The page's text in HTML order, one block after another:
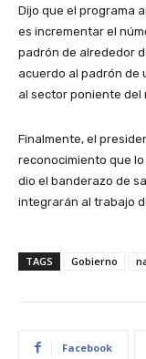
Dijo que el programa
es incrementar el
padrón de alrededor
acuerdo al padrón de
al sector poniente del
Finalmente, el
reconocimiento que
dio el banderazo de
integrarán al trabajo
TAGS Gobierno
Facebook